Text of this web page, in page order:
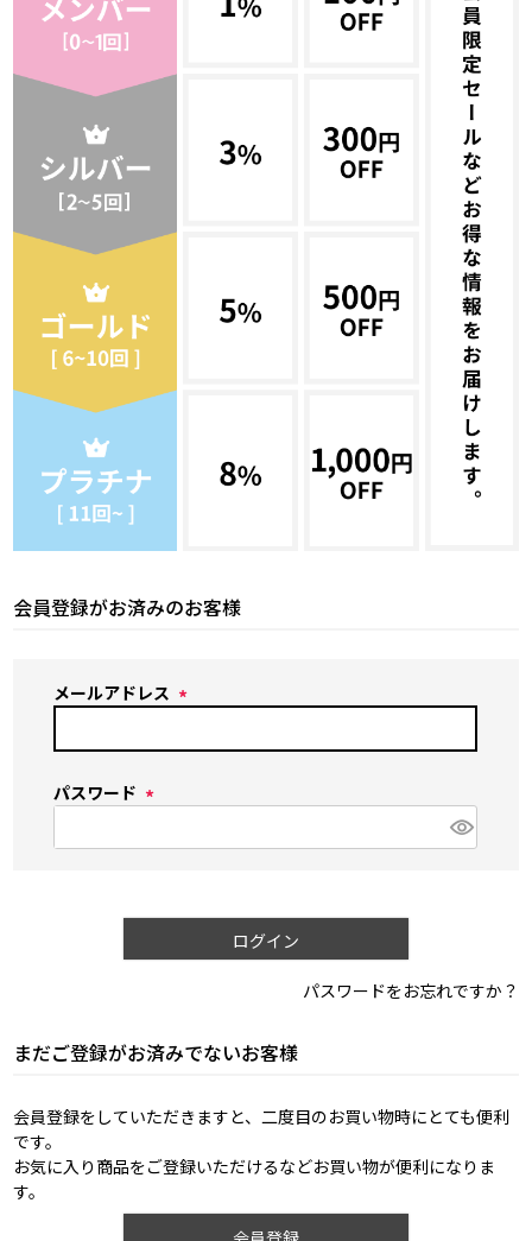
会員登録がお済みのお客様
メールアドレス
必
パスワード
必
ログイン
パスワードをお忘れですか？
まだご登録がお済みでないお客様
会員登録をしていただきますと、二度目のお買い物時にとても便利
です。
お気に入り商品をご登録いただけるなどお買い物が便利になりま
す。